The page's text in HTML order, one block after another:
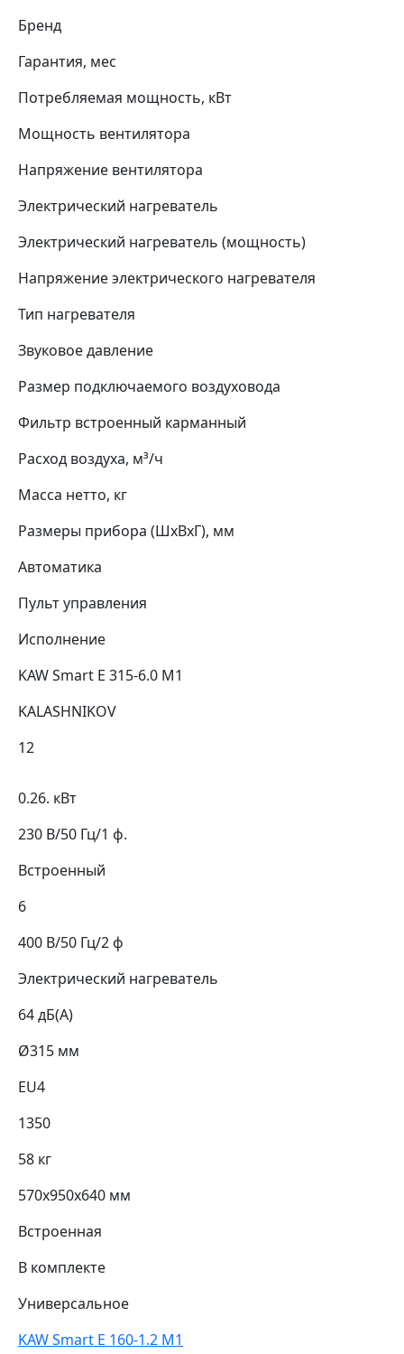
Бренд
Гарантия, мес
Потребляемая мощность, кВт
Мощность вентилятора
Напряжение вентилятора
Электрический нагреватель
Электрический нагреватель (мощность)
Напряжение электрического нагревателя
Тип нагревателя
Звуковое давление
Размер подключаемого воздуховода
Фильтр встроенный карманный
Расход воздуха, м³/ч
Масса нетто, кг
Размеры прибора (ШхВхГ), мм
Автоматика
Пульт управления
Исполнение
KAW Smart E 315-6.0 M1
KALASHNIKOV
12
0.26. кВт
230 В/50 Гц/1 ф.
Встроенный
6
400 В/50 Гц/2 ф
Электрический нагреватель
64 дБ(А)
Ø315 мм
EU4
1350
58 кг
570х950х640 мм
Встроенная
В комплекте
Универсальное
KAW Smart E 160-1.2 M1